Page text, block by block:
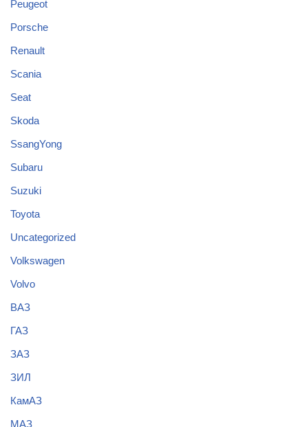
Peugeot
Porsche
Renault
Scania
Seat
Skoda
SsangYong
Subaru
Suzuki
Toyota
Uncategorized
Volkswagen
Volvo
ВАЗ
ГАЗ
ЗАЗ
ЗИЛ
КамАЗ
МАЗ